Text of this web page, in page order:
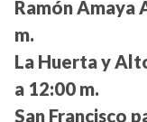
Ramón Amaya
m.
La Huerta y
a 12:00 m.
San Francisco